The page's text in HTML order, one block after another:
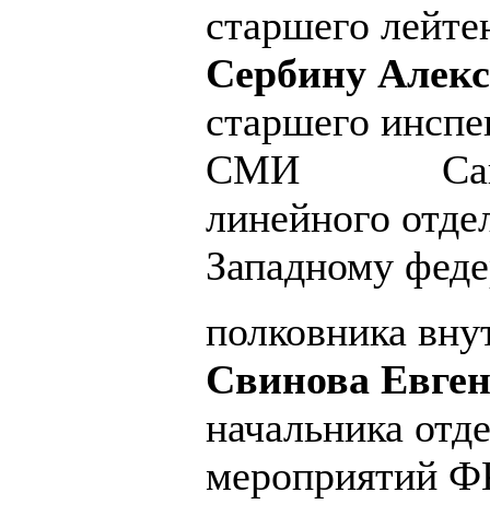
старшего
Сербину
старшего
СМИ Санкт-
линейного
Западному
полковника
Свинова
начальника
мероприятий